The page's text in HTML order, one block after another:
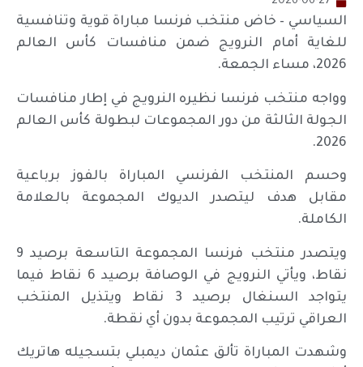
السياسي – خاض منتخب فرنسا مباراة قوية وتنافسية
للغاية أمام النرويج ضمن منافسات كأس العالم
2026، مساء الجمعة.
وواجه منتخب فرنسا نظيره النرويج في إطار منافسات
الجولة الثالثة من دور المجموعات لبطولة كأس العالم
2026.
وحسم المنتخب الفرنسي المباراة بالفوز برباعية
مقابل هدف ليتصدر الديوك المجموعة بالعلامة
الكاملة.
ويتصدر منتخب فرنسا المجموعة التاسعة برصيد 9
نقاط، ويأتي النرويج في الوصافة برصيد 6 نقاط فيما
يتواجد السنغال برصيد 3 نقاط ويتذيل المنتخب
العراقي ترتيب المجموعة بدون أي نقطة.
وشهدت المباراة تألق عثمان ديمبلي بتسجيله هاتريك